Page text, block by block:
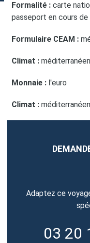
Formalité : carte
passeport en cours
Formulaire CEAM :
Climat : méditerranéen
Monnaie : l'euro
Climat : méditerranéen
Adaptez ce
03 20